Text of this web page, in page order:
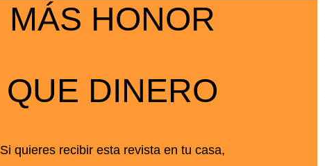
MÁS HONOR
QUE DINERO
Si quieres recibir esta revista en tu casa,